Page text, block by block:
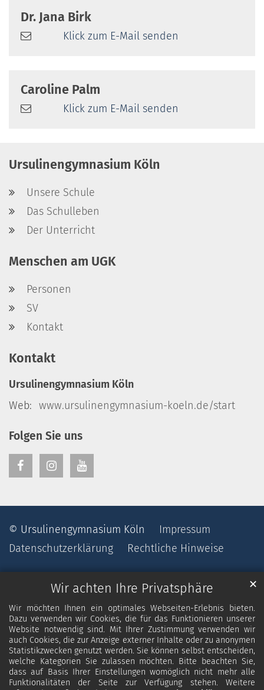
Wir achten Ihre Privatsphäre
Wir möchten Ihnen ein optimales Webseiten-Erlebnis bieten.
Dazu verwenden wir Cookies, die für das Funktionieren unserer
Website notwendig sind. Mit Ihrer Zustimmung verwenden wir
auch Cookies, die zur Anzeige externer Inhalte oder zu anonymen
Statistikzwecken genutzt werden. Sie können selbst entscheiden,
welche Kategorien Sie zulassen möchten. Bitte beachten Sie,
dass auf Basis Ihrer Einstellungen womöglich nicht mehr alle
Funktionalitäten der Seite zur Verfügung stehen. Weitere
✕
Dr. Jana Birk
Klick zum E-Mail senden
Caroline Palm
Klick zum E-Mail senden
Ursulinengymnasium Köln
Unsere Schule
Das Schulleben
Der Unterricht
Menschen am UGK
Personen
SV
Kontakt
Kontakt
Ursulinengymnasium Köln
Web: www.ursulinengymnasium-koeln.de/start
Folgen Sie uns
© Ursulinengymnasium Köln
Impressum
Datenschutzerklärung
Rechtliche Hinweise